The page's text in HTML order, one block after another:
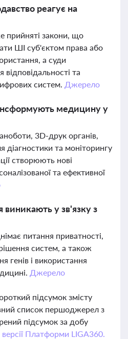
реагує на
закони, що
ШІ суб'єктом права або
а суди
та
систем. Джерело
медицину у
3D-друк органів,
діагностики та моніторингу
створюють нові
та ефективної
виникають у зв'язку з
питання приватності,
систем, а також
генів і використання
Джерело
підсумок змісту
список першоджерел з
підсумок за добу
версії Платформи LIGA360.